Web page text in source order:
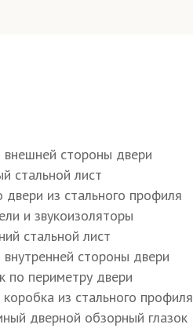
полотна и коробки E, D
мм
мм
внешней стороны двери
стальной лист
двери из стального профиля
и звукоизоляторы
стальной лист
стороны двери
по периметру двери
из стального профиля
дверной обзорный глазок